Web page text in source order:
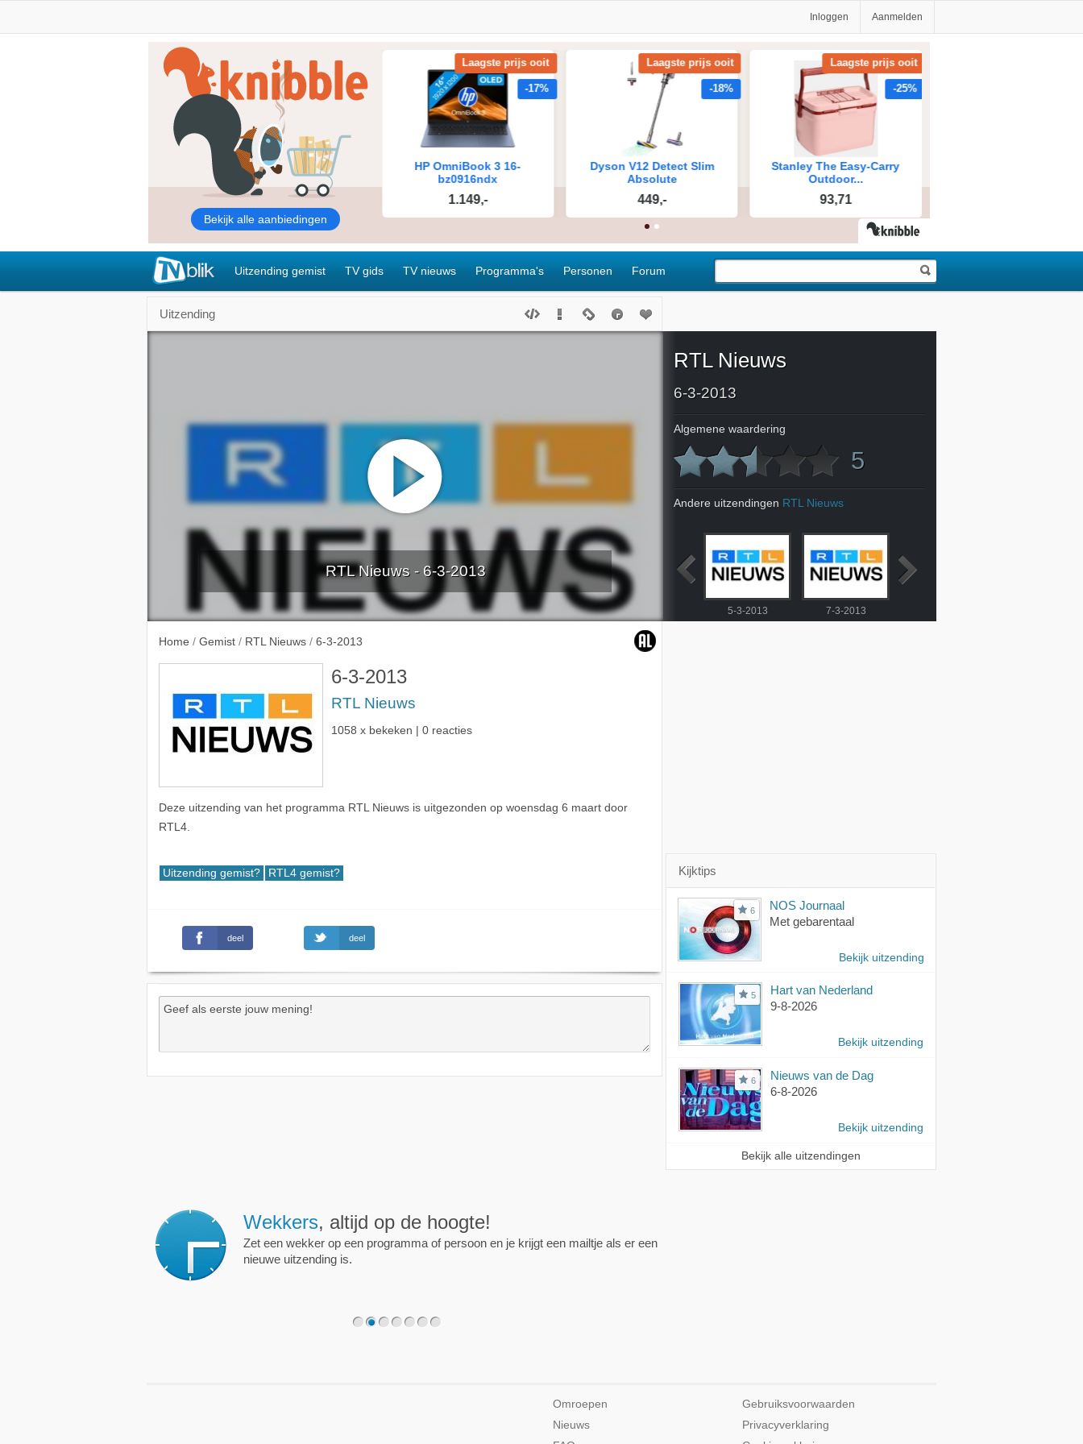
Inloggen Aanmelden
Uitzending gemist TV gids TV nieuws Programma's Personen Forum
Uitzending
RTL Nieuws - 6-3-2013
Home / Gemist / RTL Nieuws / 6-3-2013
6-3-2013
RTL Nieuws
1058 x bekeken | 0 reacties
Deze uitzending van het programma RTL Nieuws is uitgezonden op woensdag 6 maart door
RTL4.
Uitzending gemist? RTL4 gemist?
deel deel
RTL Nieuws
6-3-2013
Algemene waardering
5
Andere uitzendingen RTL Nieuws
1-3-2013 2-3-2013 3-3-2013 5-3-2013 7-3-2013
Kijktips
6
NOS Journaal
Met gebarentaal
Bekijk uitzending
5
Hart van Nederland
9-8-2026
Bekijk uitzending
6
Nieuws van de Dag
6-8-2026
Bekijk uitzending
Bekijk alle uitzendingen
Wekkers, altijd op de hoogte!
Zet een wekker op een programma of persoon en je krijgt een mailtje als er een
nieuwe uitzending is.
Omroepen
Nieuws
Gebruiksvoorwaarden
Privacyverklaring